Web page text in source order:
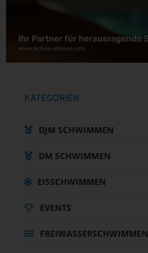
KATEGORIEN
DJM SCHWIMMEN
DM SCHWIMMEN
EISSCHWIMMEN
EVENTS
FREIWASSERSCHWIMMEN